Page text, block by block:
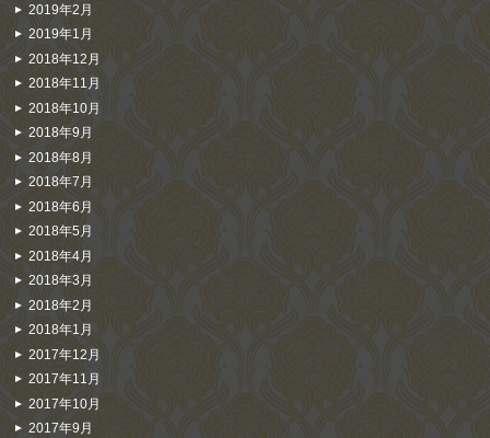
2019年2月
2019年1月
2018年12月
2018年11月
2018年10月
2018年9月
2018年8月
2018年7月
2018年6月
2018年5月
2018年4月
2018年3月
2018年2月
2018年1月
2017年12月
2017年11月
2017年10月
2017年9月